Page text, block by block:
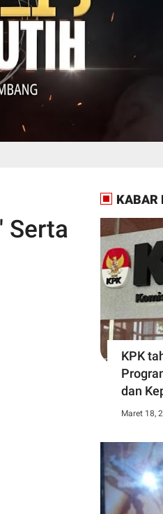
Serta
KABAR
KPK
dan
Maret 18,